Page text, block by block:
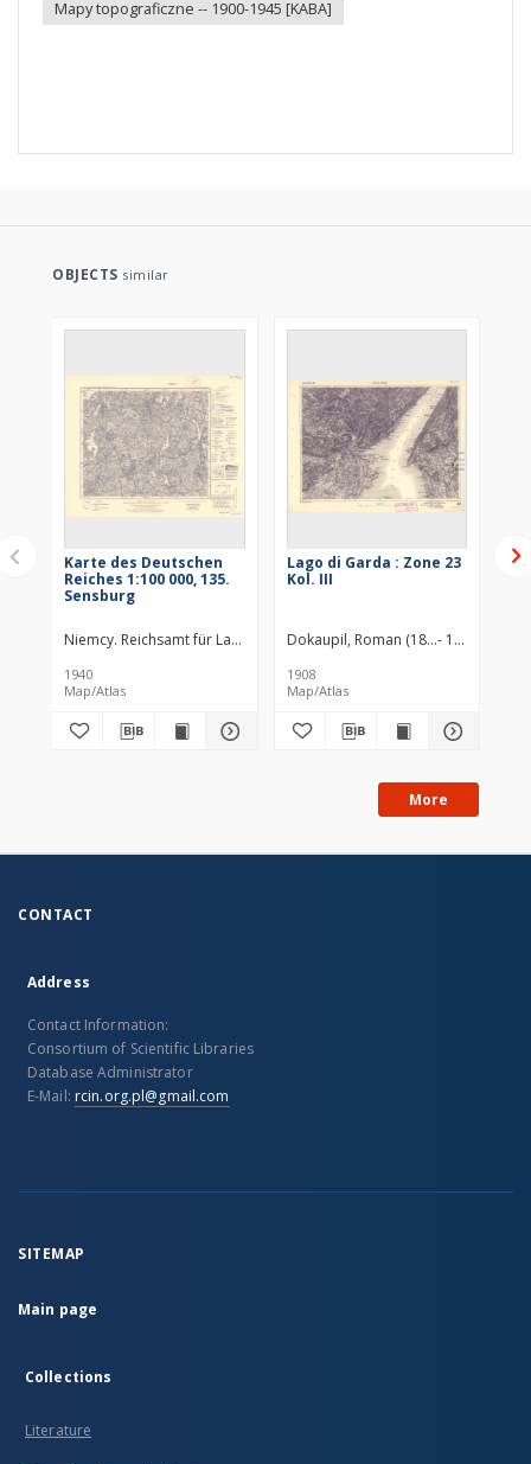
Mapy topograficzne -- 1900-1945 [KABA]
OBJECTS similar
Karte des Deutschen
Reiches 1:100 000, 135.
Sensburg
Niemcy. Reichsamt für Landesaufnahme. Redaktor Wydawca
1940
Map/Atlas
Lago di Garda : Zone 23
Kol. III
Dokaupil, Roman (18...- 19...).
1908
Map/Atlas
More
CONTACT
Address
Contact Information:
Consortium of Scientific Libraries
Database Administrator
E-Mail: rcin.org.pl@gmail.com
SITEMAP
Main page
Collections
Literature